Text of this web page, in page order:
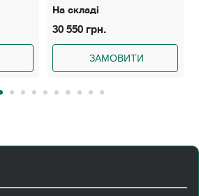
На складі
30 550 грн.
ЗАМОВИТИ